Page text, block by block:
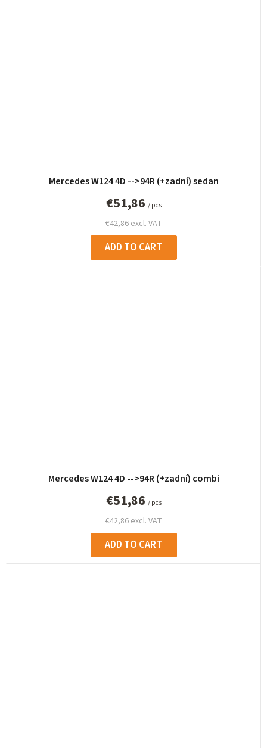
Mercedes W124 4D -->94R (+zadní) sedan
€42,86 excl. VAT
€51,86 / pcs
ADD TO CART
Mercedes W124 4D -->94R (+zadní) combi
€42,86 excl. VAT
€51,86 / pcs
ADD TO CART